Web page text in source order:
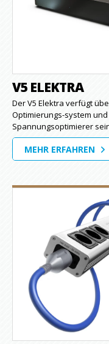
V5 ELEKTRA
Der V5 Elektra verfügt
Optimierungs-system
Spannungsoptimierer
MEHR ERFAHREN